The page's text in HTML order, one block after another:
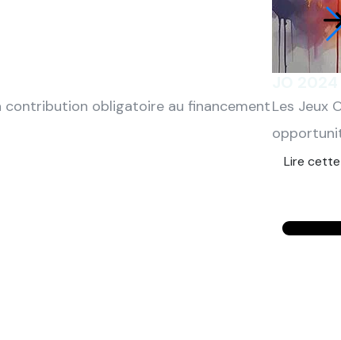
contribution obligatoire au financementLes Jeux
Lire